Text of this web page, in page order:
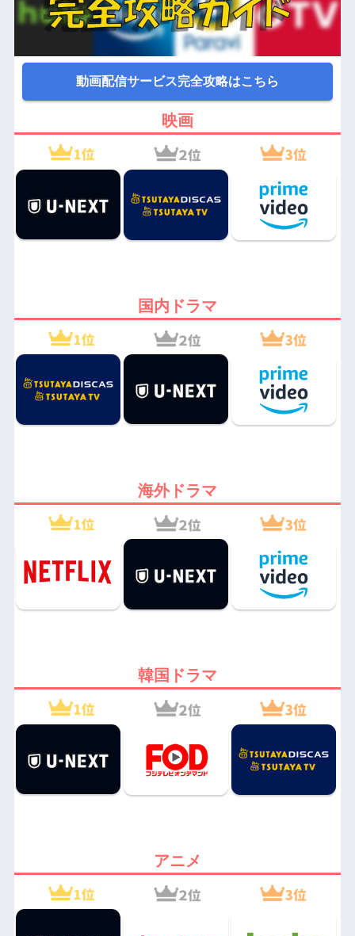
動画配信サービス完全攻略はこちら
映画
国内ドラマ
海外ドラマ
韓国ドラマ
アニメ